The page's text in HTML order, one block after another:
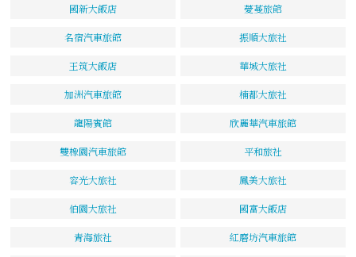
國新大飯店 薆蔓旅館
名宿汽車旅館 振順大旅社
王筑大飯店 華城大旅社
加洲汽車旅館 楠都大旅社
龍陽賓館 欣麗華汽車旅館
雙橡園汽車旅館 平和旅社
容光大旅社 鳳美大旅社
伯園大旅社 國富大飯店
青海旅社 紅磨坊汽車旅館